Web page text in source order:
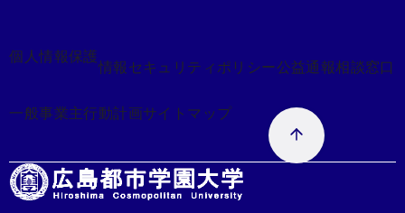
個人情報保護
情報セキュリティポリシー公益通報相談窓口
一般事業主行動計画サイトマップ